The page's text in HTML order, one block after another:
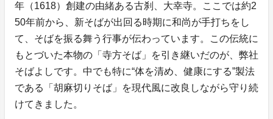
年（1618）創建の由緒ある古刹、大幸寺。ここでは約2
50年前から、新そばが出回る時期に和尚が手打ちをし
て、そばを振る舞う行事が伝わっています。この伝統に
もとづいた本物の「寺方そば」を引き継いだのが、弊社
そばよしです。中でも特に“体を清め、健康にする”製法
である「胡麻切りそば」を現代風に改良しながら守り続
けてきました。